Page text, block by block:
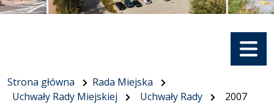
Menu
Strona główna
Rada Miejska
Uchwały Rady Miejskiej
Uchwały Rady 2007